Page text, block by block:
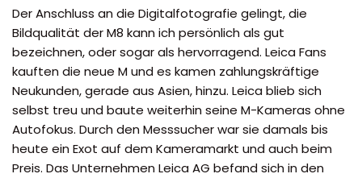
Der Anschluss an die Digitalfotografie gelingt, die
Bildqualität der M8 kann ich persönlich als gut
bezeichnen, oder sogar als hervorragend. Leica Fans
kauften die neue M und es kamen zahlungskräftige
Neukunden, gerade aus Asien, hinzu. Leica blieb sich
selbst treu und baute weiterhin seine M-Kameras ohne
Autofokus. Durch den Messsucher war sie damals bis
heute ein Exot auf dem Kameramarkt und auch beim
Preis. Das Unternehmen Leica AG befand sich in den